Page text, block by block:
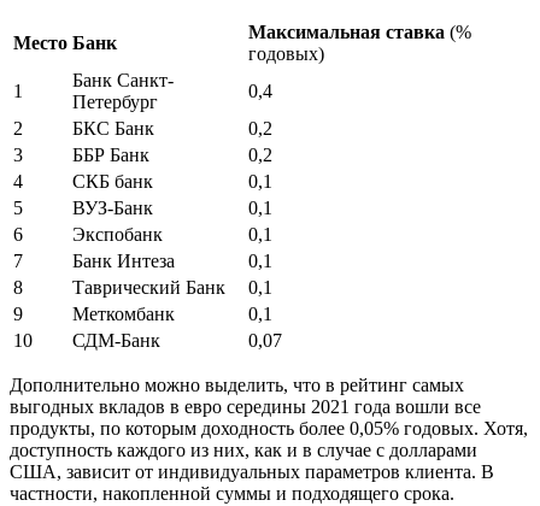
Место Банк
Максимальная ставка (%
годовых)
1
Банк Санкт-
Петербург
0,4
2
БКС Банк
0,2
3
ББР Банк
0,2
4
СКБ банк
0,1
5
ВУЗ-Банк
0,1
6
Экспобанк
0,1
7
Банк Интеза
0,1
8
Таврический Банк
0,1
9
Меткомбанк
0,1
10
СДМ-Банк 0,07
Дополнительно можно выделить, что в рейтинг самых
выгодных вкладов в евро середины 2021 года вошли все
продукты, по которым доходность более 0,05% годовых. Хотя,
доступность каждого из них, как и в случае с долларами
США, зависит от индивидуальных параметров клиента. В
частности, накопленной суммы и подходящего срока.